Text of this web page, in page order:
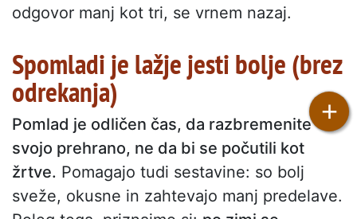
odgovor manj kot tri, se vrnem nazaj.
Spomladi je lažje jesti bolje (brez
odrekanja)
Pomlad je odličen čas, da razbremenite
svojo prehrano, ne da bi se počutili kot
žrtve. Pomagajo tudi sestavine: so bolj
sveže, okusne in zahtevajo manj predelave.
+